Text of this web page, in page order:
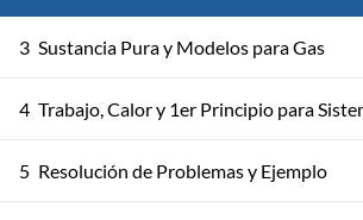
3 Sustancia Pura y Modelos para Gas
4 Trabajo, Calor y 1er Principio para
5 Resolución de Problemas y Ejemplo